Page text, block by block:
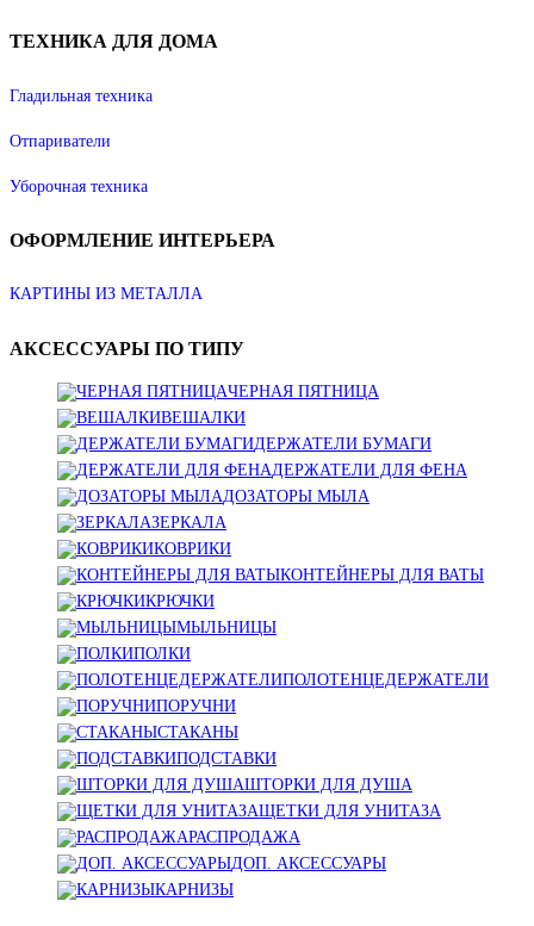
ТЕХНИКА ДЛЯ ДОМА
Гладильная техника
Отпариватели
Уборочная техника
ОФОРМЛЕНИЕ ИНТЕРЬЕРА
КАРТИНЫ ИЗ МЕТАЛЛА
АКСЕССУАРЫ ПО ТИПУ
ЧЕРНАЯ ПЯТНИЦА
ВЕШАЛКИ
ДЕРЖАТЕЛИ БУМАГИ
ДЕРЖАТЕЛИ ДЛЯ ФЕНА
ДОЗАТОРЫ МЫЛА
ЗЕРКАЛА
КОВРИКИ
КОНТЕЙНЕРЫ ДЛЯ ВАТЫ
КРЮЧКИ
МЫЛЬНИЦЫ
ПОЛКИ
ПОЛОТЕНЦЕДЕРЖАТЕЛИ
ПОРУЧНИ
СТАКАНЫ
ПОДСТАВКИ
ШТОРКИ ДЛЯ ДУША
ЩЕТКИ ДЛЯ УНИТАЗА
РАСПРОДАЖА
ДОП. АКСЕССУАРЫ
КАРНИЗЫ